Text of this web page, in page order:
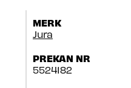
MERK
Jura
PREKAN NR
5524182